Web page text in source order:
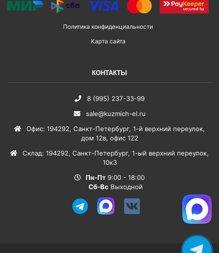
Политика конфиденциальности
Карта сайта
КОНТАКТЫ
8 (995) 237-33-99
sale@kuzmich-el.ru
Офис: 194292, Санкт-Петербург, 1-й верхний переулок,
дом 12в, офис 122
Склад: 194292, Санкт-Петербург, 1-ый верхний переулок,
10к3
Пн-Пт 9:00 - 18:00
Сб-Вс Выходной